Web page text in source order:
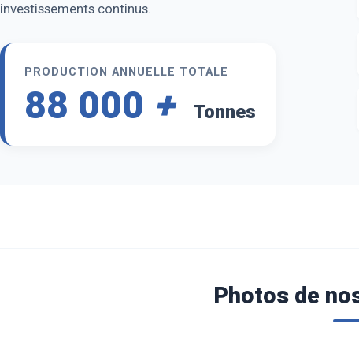
investissements continus.
PRODUCTION ANNUELLE TOTALE
88 000 + Tonnes
Photos de